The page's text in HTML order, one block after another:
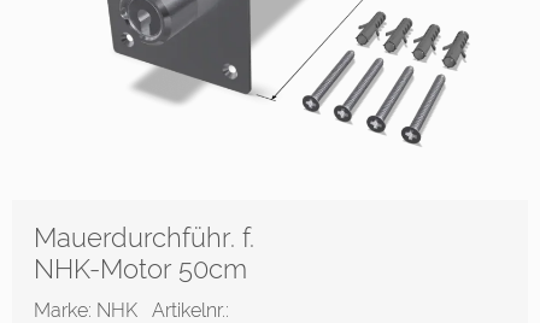
Mauerdurchführ. f.
NHK-Motor 50cm
Marke: NHK Artikelnr.: